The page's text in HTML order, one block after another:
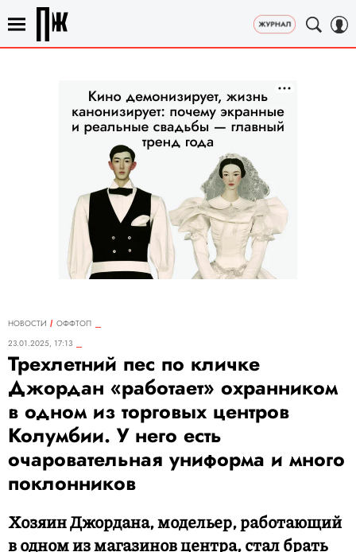
НОВОСТИ
ОФФТОП
23.01.2025, 17:13
Трехлетний пес по кличке
Джордан «работает» охранником
в одном из торговых центров
Колумбии. У него есть
очаровательная униформа и много
поклонников
Хозяин Джордана, модельер, работающий
в одном из магазинов центра, стал брать